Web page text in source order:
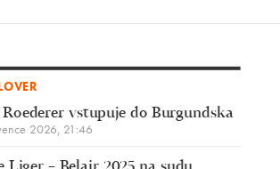
vstupuje do Burgundska
2026, 21:46